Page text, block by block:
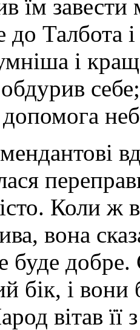
завести
до Талбота
і
Коли ж
вона
буде
бік, і
вітав